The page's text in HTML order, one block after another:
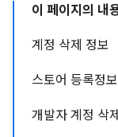
이 페이지의 내
계정 삭제 정보
스토어 등록정
개발자 계정 삭